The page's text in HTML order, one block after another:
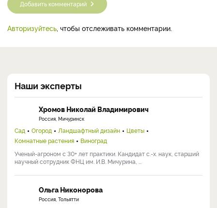
Добавить комментарий
Авторизуйтесь, чтобы отслеживать комментарии.
Наши эксперты
Хромов Николай Владимирович
Россия, Мичуринск
Сад Огород Ландшафтный дизайн
Цветы
Комнатные растения
Виноград
Ученый-агроном с 30+ лет практики. Кандидат с.-х. наук, старший
научный сотрудник ФНЦ им. И.В. Мичурина, ...
Ольга Никонорова
Россия, Тольятти